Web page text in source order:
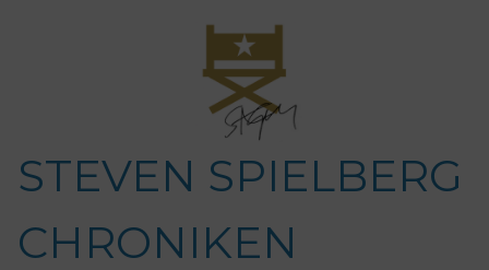
STEVEN SPIELBERG
CHRONIKEN